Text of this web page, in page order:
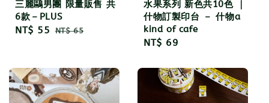
三麗鷗男團 限量販售 共
6款－PLUS
Sale
NT$ 55 Regular
NT$ 65
水果系列 新色共10色 ｜
什物訂製印台 － 什物a
kind of cafe
Regular
NT$ 69